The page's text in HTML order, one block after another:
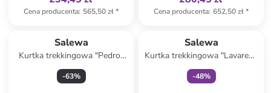
Cena producenta: 565,50 zł* Cena producenta: 652,50 zł*
Salewa
Kurtka trekkingowa "Pedroc
Pro Polartec Alpha" w kolorze
czerwonym
-63%
Salewa
Kurtka trekkingowa "Lavaredo
Hemp" w kolorze beżowym
-48%